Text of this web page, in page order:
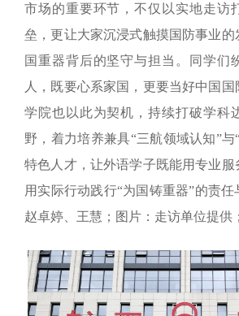
市场的重要环节，不仅以实地走访
垒，更让大家沉浸式触摸国防事业的
国重器背后的坚守与担当。同学们
人，既要心系家国，更要当好中国国
学院也以此为契机，持续打破学科
野，着力培养兼具“三航领域认知”与
特色人才，让外语学子既能用专业服
用实际行动践行“为国铸重器”的责任
赵卓婷、王慧； 图片：走访单位提供；